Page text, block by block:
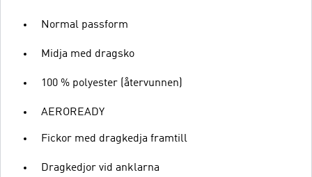
Normal passform
Midja med dragsko
100 % polyester (återvunnen)
AEROREADY
Fickor med dragkedja framtill
Dragkedjor vid anklarna